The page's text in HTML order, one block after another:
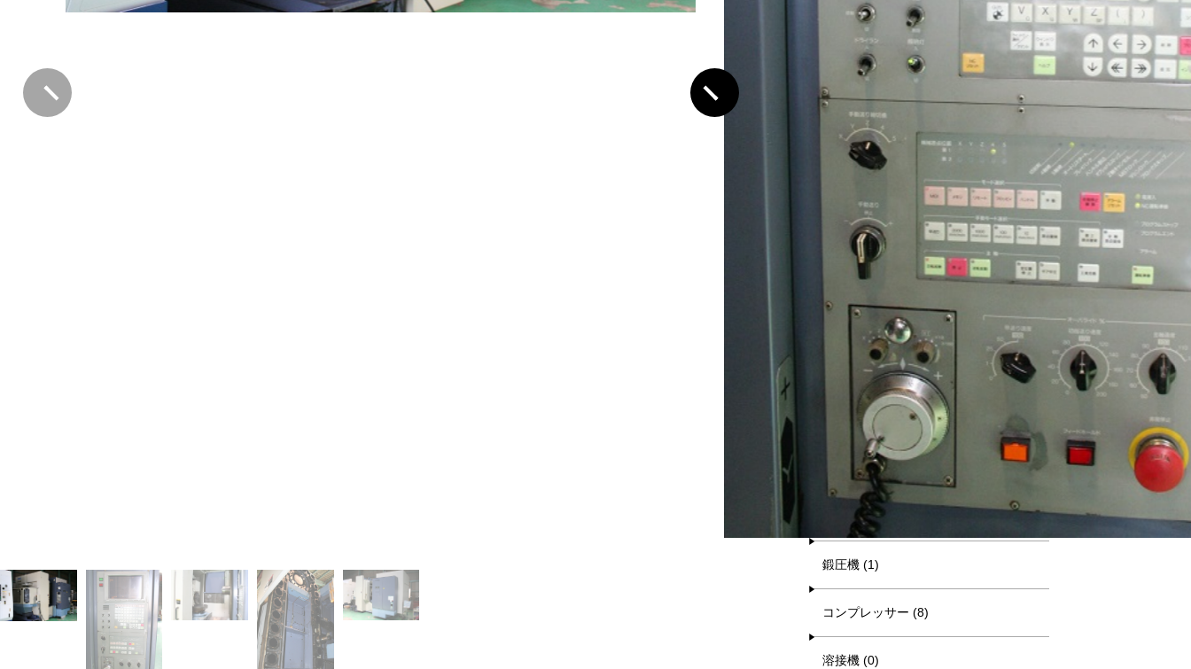
マシニング (7)
NCフライス盤 (4)
汎用フライス盤 (13)
汎用旋盤 (14)
放電・ワイヤー (0)
研削盤 (20)
中ぐり・ボール盤 (15)
削り盤 (1)
鋼材切断機 (6)
その他工作機械 (0)
鍛圧機 (1)
コンプレッサー (8)
溶接機 (0)